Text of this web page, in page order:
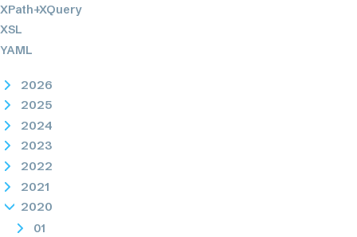
XPath+XQuery
XSL
YAML
2026
2025
2024
2023
2022
2021
2020
01